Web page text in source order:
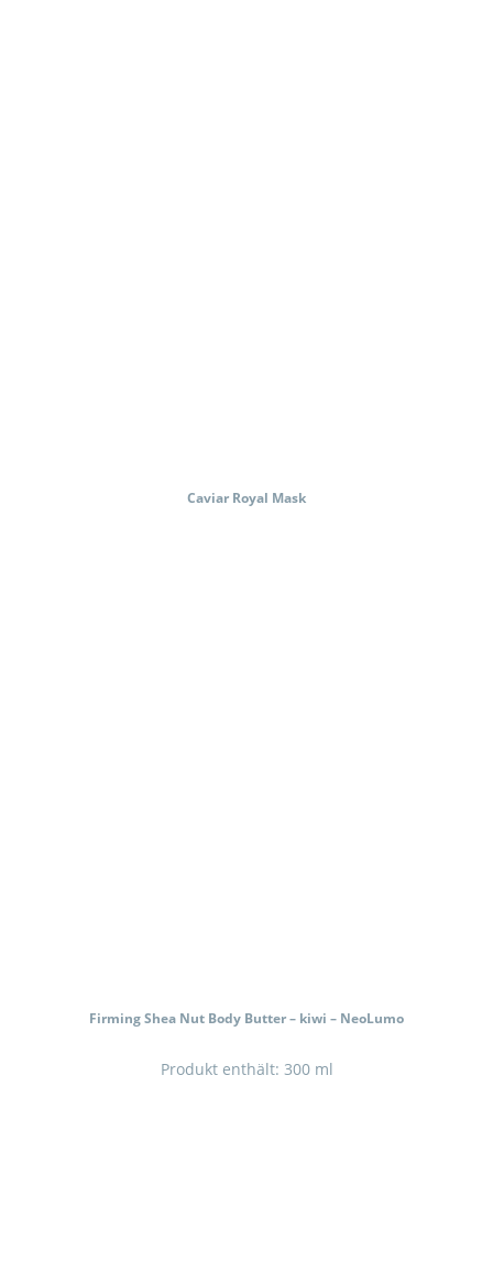
Caviar Royal Mask
Firming Shea Nut Body Butter – kiwi – NeoLumo
Produkt enthält: 300 ml